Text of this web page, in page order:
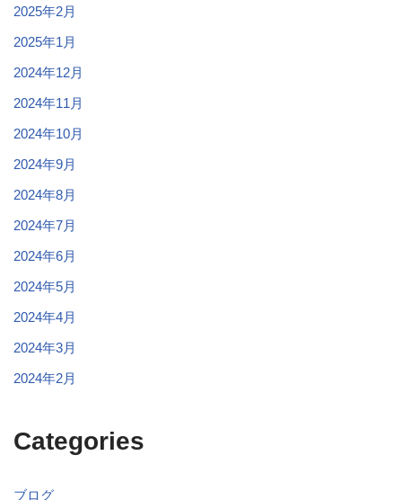
2025年2月
2025年1月
2024年12月
2024年11月
2024年10月
2024年9月
2024年8月
2024年7月
2024年6月
2024年5月
2024年4月
2024年3月
2024年2月
Categories
ブログ